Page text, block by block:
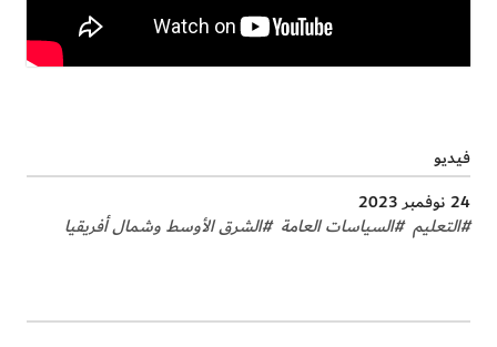
فيديو
24 نوفمبر 2023
#التعليم #السياسات العامة #الشرق الأوسط وشمال أفريقيا